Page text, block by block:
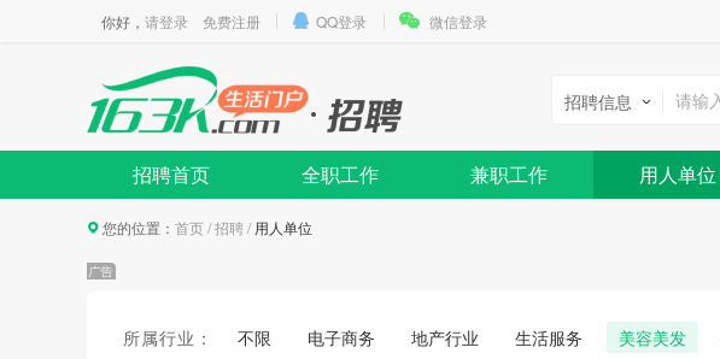
你好， 请登录 免费注册 QQ登录 微信登录
招聘信息
招聘首页 全职工作 兼职工作 用人单位
您的位置： 首页/招聘/ 用人单位
所属行业： 不限 电子商务 地产行业 生活服务 美容美发